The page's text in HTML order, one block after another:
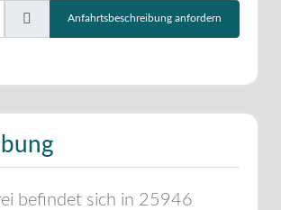
ein.
Anfahrtsbeschreibung anfordern
befindet sich in 25946